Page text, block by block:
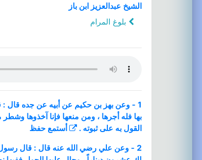
الشيخ عبدالعزيز ابن باز
بلوغ المرام
1 - وعن بهز بن حكيم عن أبيه عن جده قال
بها فله أجرها ، ومن منعها فإنا آخذوها
القول به على ثبوته .
أستمع حفظ
2 - وعن علي رضي الله عنه قال : قال